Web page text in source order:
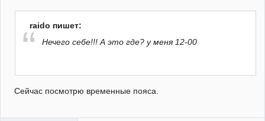
raido пишет:
Нечего себе!!! А это где? у меня 12-00
Сейчас посмотрю временные пояса.